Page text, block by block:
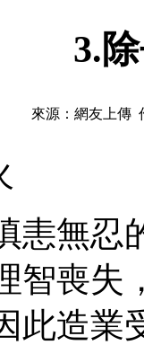
3.
來源：網友上傳
無忍
智喪失
此造業